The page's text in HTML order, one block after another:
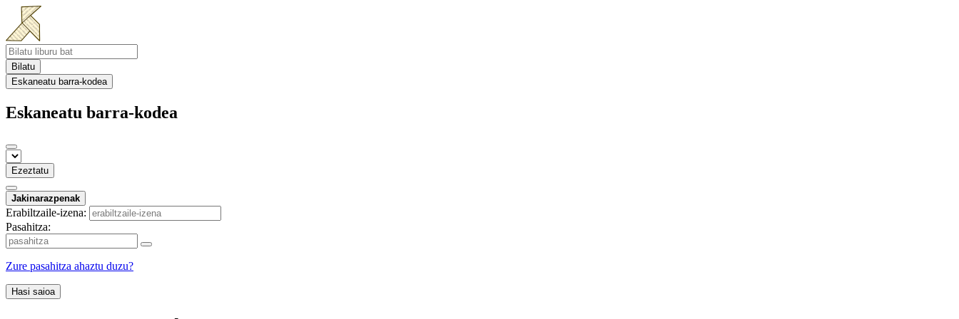
Bilatu
Eskaneatu barra-kodea
Eskaneatu barra-kodea
Ezeztatu
Jakinarazpenak
Erabiltzaile-izena:
Pasahitza:
Zure pasahitza ahaztu duzu?
Hasi saioa